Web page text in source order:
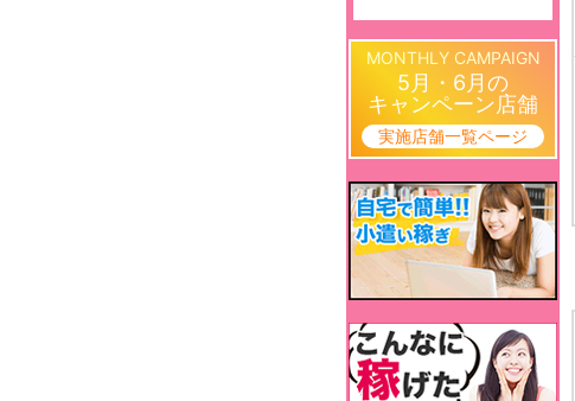
MONTHLY CAMPAIGN
5月・6月の
キャンペーン店舗
実施店舗一覧ページ